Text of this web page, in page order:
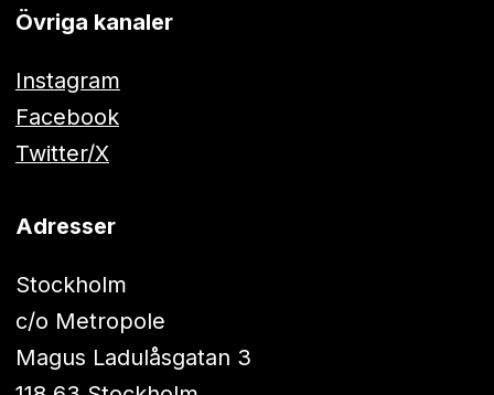
Övriga kanaler
Instagram
Facebook
Twitter/X
Adresser
Stockholm
c/o Metropole
Magus Ladulåsgatan 3